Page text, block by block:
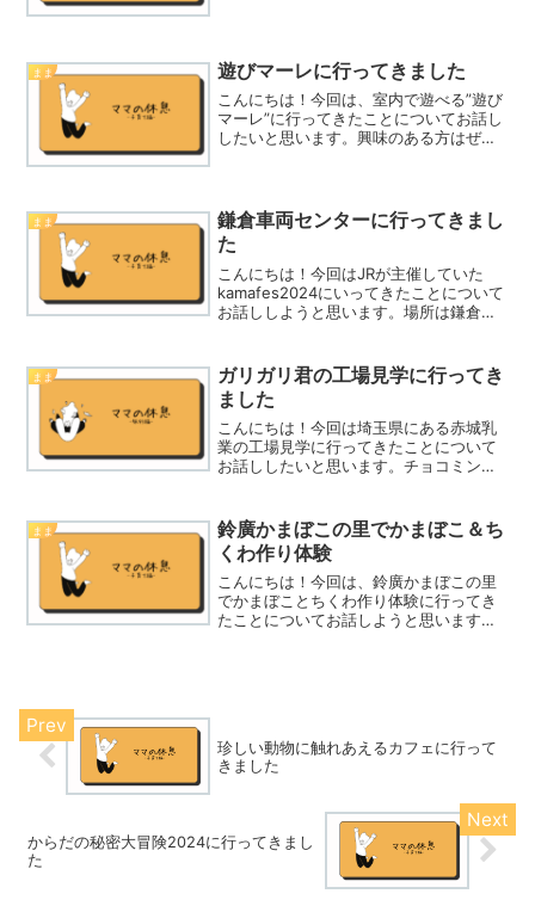
たかというと・・・①子供が...
まま 遊びマーレに行ってきました
こんにちは！今回は、室内で遊べる”遊び
マーレ”に行ってきたことについてお話し
したいと思います。興味のある方はぜひ
と・・・①保育園の懇談会で...
まま
鎌倉車両センターに行ってきまし
た
こんにちは！今回はJRが主催していた
kamafes2024にいってきたことについて
お話ししようと思います。場所は鎌倉車
興味のある方はぜひ参考にして下さい
ね！なぜkama...
まま
ガリガリ君の工場見学に行ってき
ました
こんにちは！今回は埼玉県にある赤城乳
業の工場見学に行ってきたことについて
お話ししたいと思います。チョコミント
君のチョコミント味は絶対買ってしまい
ます。興味のある方はぜひ工...
まま
鈴廣かまぼこの里でかまぼこ＆ち
くわ作り体験
こんにちは！今回は、鈴廣かまぼこの里
でかまぼことちくわ作り体験に行ってき
たことについてお話しようと思います。
珍しい動物に触れあえるカフェに行って
きました
からだの秘密大冒険2024に行ってきまし
た